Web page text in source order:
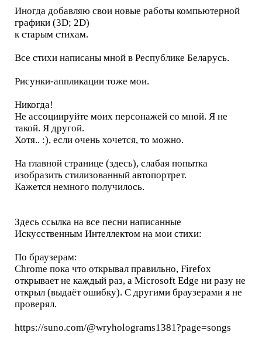
Иногда добавляю свои новые работы компьютерной
графики (3D; 2D)
к старым стихам.
Все стихи написаны мной в Республике Беларусь.
Рисунки-аппликации тоже мои.
Никогда!
Не ассоциируйте моих персонажей со мной. Я не
такой. Я другой.
Хотя.. :), если очень хочется, то можно.
На главной странице (здесь), слабая попытка
изобразить стилизованный автопортрет.
Кажется немного получилось.
Здесь ссылка на все песни написанные
Искусственным Интеллектом на мои стихи:
По браузерам:
Chrome пока что открывал правильно, Firefox
открывает не каждый раз, а Microsoft Edge ни разу не
открыл (выдаёт ошибку). С другими браузерами я не
проверял.
https://suno.com/@wryholograms1381?page=songs